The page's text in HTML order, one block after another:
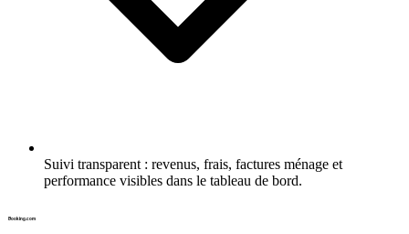
Suivi transparent : revenus, frais, factures ménage et
performance visibles dans le tableau de bord.